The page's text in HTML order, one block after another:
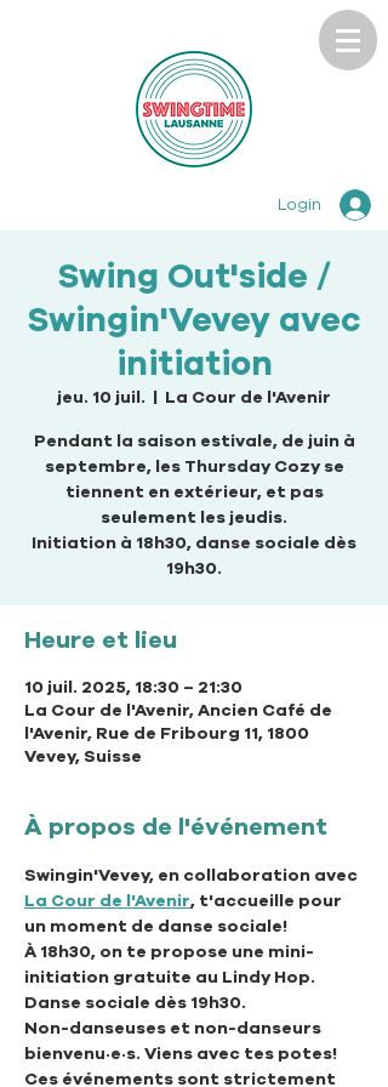
Login
Swing Out'side /
Swingin'Vevey avec
initiation
jeu. 10 juil.
  |
La Cour de l'Avenir
Pendant la saison estivale, de juin à
septembre, les Thursday Cozy se
tiennent en extérieur, et pas
seulement les jeudis.
Initiation à 18h30, danse sociale dès
19h30.
Heure et lieu
10 juil. 2025, 18:30 – 21:30
La Cour de l'Avenir, Ancien Café de
l'Avenir, Rue de Fribourg 11, 1800
Vevey, Suisse
À propos de l'événement
Swingin'Vevey, en collaboration avec
La Cour de l'Avenir, t'accueille pour
un moment de danse sociale!
À 18h30, on te propose une mini-
initiation gratuite au Lindy Hop.
Danse sociale dès 19h30.
Non-danseuses et non-danseurs
bienvenu·e·s. Viens avec tes potes!
Ces événements sont strictement